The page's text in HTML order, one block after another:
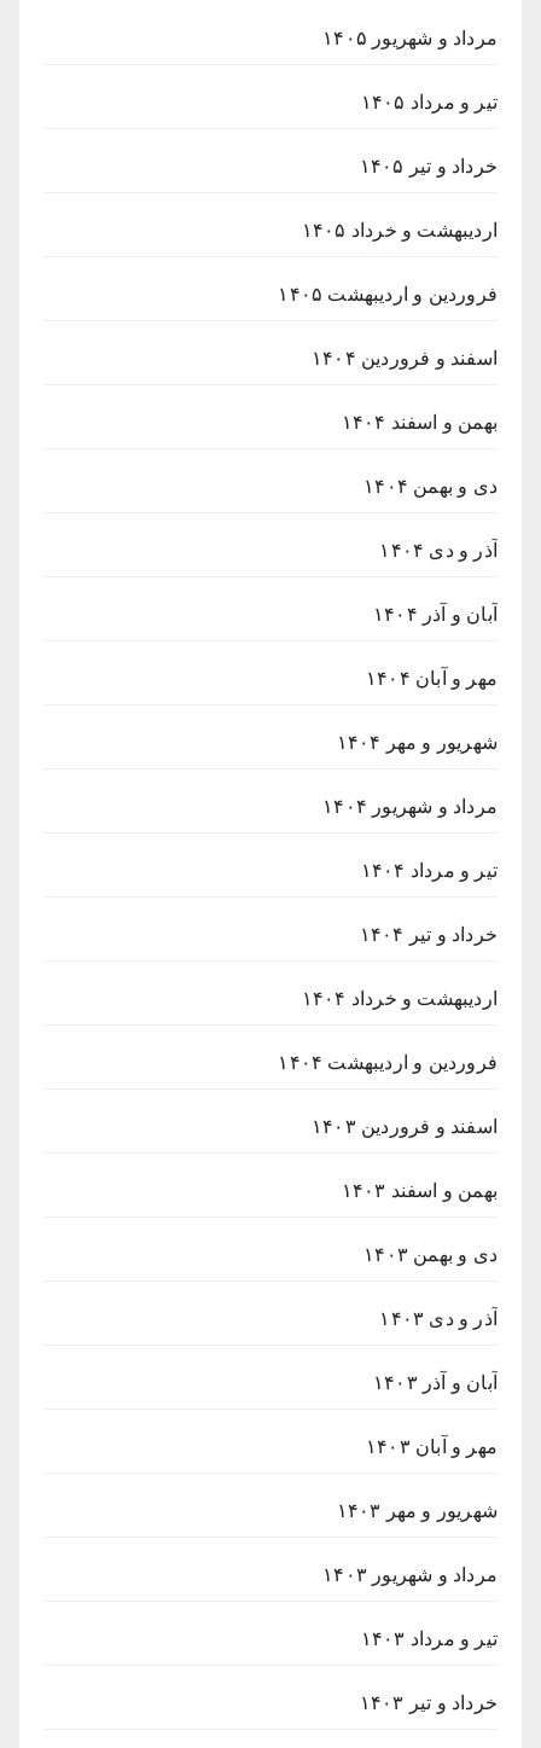
مرداد و شهریور ۱۴۰۵
تیر و مرداد ۱۴۰۵
خرداد و تیر ۱۴۰۵
اردیبهشت و خرداد ۱۴۰۵
فروردین و اردیبهشت ۱۴۰۵
اسفند و فروردین ۱۴۰۴
بهمن و اسفند ۱۴۰۴
دی و بهمن ۱۴۰۴
آذر و دی ۱۴۰۴
آبان و آذر ۱۴۰۴
مهر و آبان ۱۴۰۴
شهریور و مهر ۱۴۰۴
مرداد و شهریور ۱۴۰۴
تیر و مرداد ۱۴۰۴
خرداد و تیر ۱۴۰۴
اردیبهشت و خرداد ۱۴۰۴
فروردین و اردیبهشت ۱۴۰۴
اسفند و فروردین ۱۴۰۳
بهمن و اسفند ۱۴۰۳
دی و بهمن ۱۴۰۳
آذر و دی ۱۴۰۳
آبان و آذر ۱۴۰۳
مهر و آبان ۱۴۰۳
شهریور و مهر ۱۴۰۳
مرداد و شهریور ۱۴۰۳
تیر و مرداد ۱۴۰۳
خرداد و تیر ۱۴۰۳